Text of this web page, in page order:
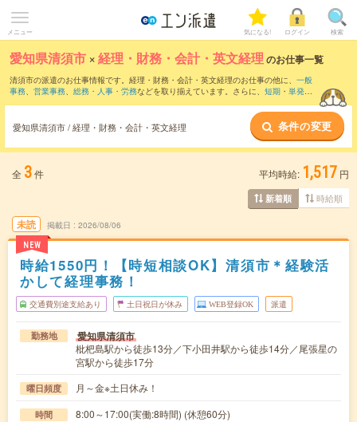
メニュー 気になる! ログイン 検索
愛知県清須市 ×経理・財務・会計・英文経理 のお仕事一覧
清須市の派遣のお仕事情報です。経理・財務・会計・英文経理のお仕事の他に、 一般
事務、 営業事務、 総務・人事・労務などを取り揃えています。さらに、 短期 ・ 単発な
愛知県清須市 / 経理・財務・会計・英文経理 条件の変更
全 3件 平均時給: 1,517 円
新着順 時給順
未読
NEW
掲載日 2026/08/06
時給1550円！【時短相談OK】清須市＊経験活
かして経理事務！
交通費別途支給あり 土日祝日が休み WEB登録OK 派遣
勤務地 愛知県清須市
枇杷島駅から徒歩13分／下小田井駅から徒歩14分／尾張星の
宮駅から徒歩17分
曜日頻度 月～金※土日休み！
時間 8:00～17:00(実働:8時間) (休憩60分)